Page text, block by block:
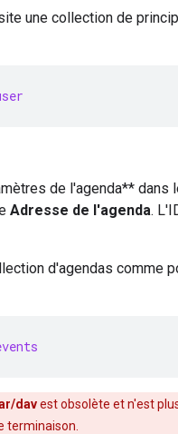
une collection de
de l'agenda** dans
Adresse de l'agenda.
d'agendas comme
davest obsolète et n'est
terminaison.